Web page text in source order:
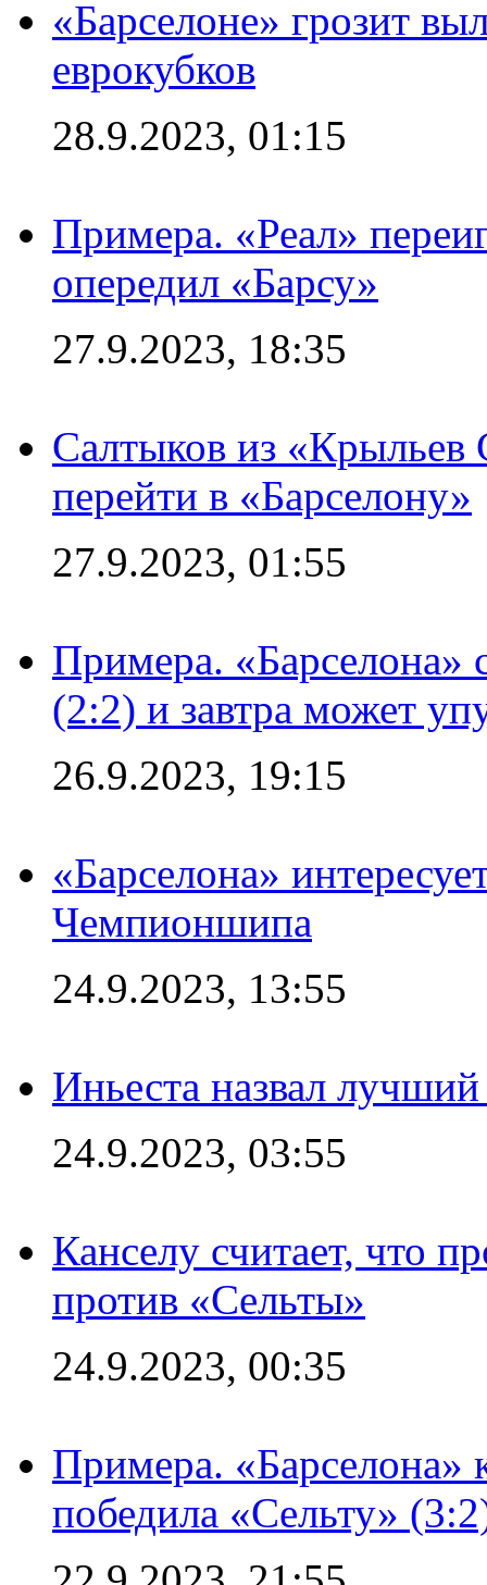
«Барселоне» грозит
еврокубков
28.9.2023, 01:15
Примера. «Реал»
опередил «Барсу»
27.9.2023, 18:35
Салтыков из «Крыльев
перейти в «Барселону»
27.9.2023, 01:55
Примера. «Барселона»
(2:2) и завтра может
26.9.2023, 19:15
«Барселона»
Чемпионшипа
24.9.2023, 13:55
Иньеста назвал
24.9.2023, 03:55
Канселу считает, что
против «Сельты»
24.9.2023, 00:35
Примера. «Барселона»
победила «Сельту»